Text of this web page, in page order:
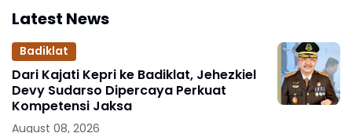
Latest News
Badiklat
Dari Kajati Kepri ke Badiklat, Jehezkiel
Devy Sudarso Dipercaya Perkuat
Kompetensi Jaksa
August 08, 2026